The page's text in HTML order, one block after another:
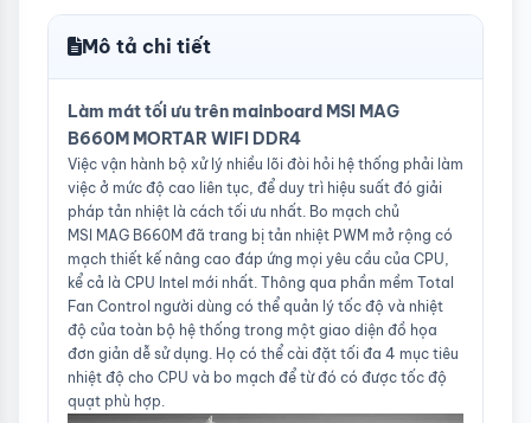
2133(JEDEC) MHz
Khe cắm
2 x PCI-EX16 1 x PCI-EX1
Ổ cứng
hỗ trợ
6 x SATAIII 0/1/5/10 x RAID
Cổng kết
nối
(Internal)
1x 24-pin ATX main power connector
2x 8-pin ATX 12V power connectors
6x SATA 6Gb/s connectors
2x M.2 slots (M-Key)
1x USB 3.2 Gen 2 10Gbps Type-C
connector
1x USB 3.2 Gen 1 5Gbps connector
(supports additional 2 USB 3.2 Gen 1
5Gbps ports)
2x USB 2.0 Type-A connectors (supports
additional 4 USB 2.0 ports)
1x 4-pin CPU fan connector
Mô tả chi tiết
Làm mát tối ưu trên mainboard MSI MAG
B660M MORTAR WIFI DDR4
Việc vận hành bộ xử lý nhiều lõi đòi hỏi hệ thống phải làm
việc ở mức độ cao liên tục, để duy trì hiệu suất đó giải
pháp tản nhiệt là cách tối ưu nhất. Bo mạch chủ
MSI MAG B660M đã trang bị tản nhiệt PWM mở rộng có
mạch thiết kế nâng cao đáp ứng mọi yêu cầu của CPU,
kể cả là CPU Intel mới nhất. Thông qua phần mềm Total
Fan Control người dùng có thể quản lý tốc độ và nhiệt
độ của toàn bộ hệ thống trong một giao diện đồ họa
đơn giản dễ sử dụng. Họ có thể cài đặt tối đa 4 mục tiêu
nhiệt độ cho CPU và bo mạch để từ đó có được tốc độ
quạt phù hợp.